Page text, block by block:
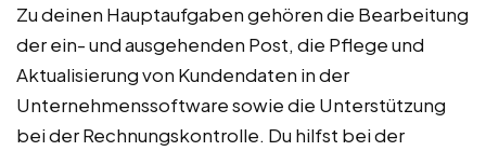
Zu deinen Hauptaufgaben gehören die Bearbeitung
der ein- und ausgehenden Post, die Pflege und
Aktualisierung von Kundendaten in der
Unternehmenssoftware sowie die Unterstützung
bei der Rechnungskontrolle. Du hilfst bei der